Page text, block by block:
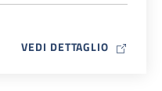
VEDI DETTAGLIO MAP ICON